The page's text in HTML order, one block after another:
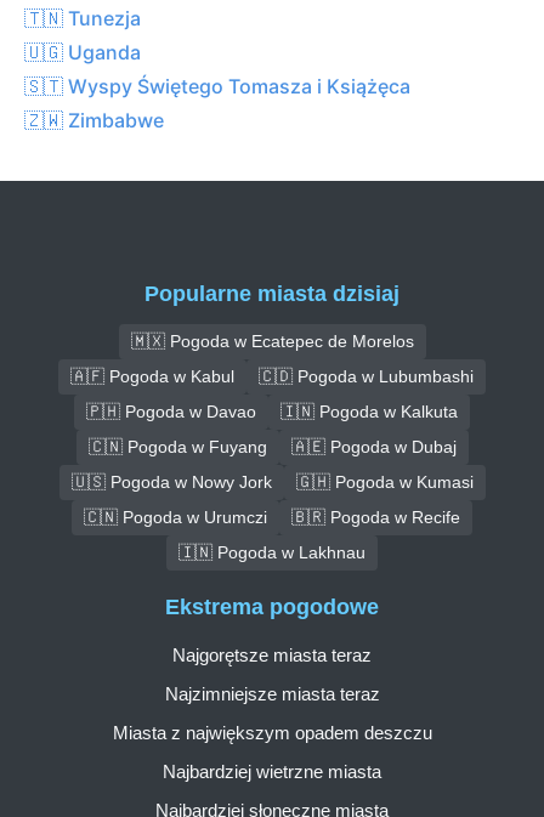
🇹🇳 Tunezja
🇺🇬 Uganda
🇸🇹 Wyspy Świętego Tomasza i Książęca
🇿🇼 Zimbabwe
Popularne miasta dzisiaj
🇲🇽 Pogoda w Ecatepec de Morelos
🇦🇫 Pogoda w Kabul
🇨🇩 Pogoda w Lubumbashi
🇵🇭 Pogoda w Davao
🇮🇳 Pogoda w Kalkuta
🇨🇳 Pogoda w Fuyang
🇦🇪 Pogoda w Dubaj
🇺🇸 Pogoda w Nowy Jork
🇬🇭 Pogoda w Kumasi
🇨🇳 Pogoda w Urumczi
🇧🇷 Pogoda w Recife
🇮🇳 Pogoda w Lakhnau
Ekstrema pogodowe
Najgorętsze miasta teraz
Najzimniejsze miasta teraz
Miasta z największym opadem deszczu
Najbardziej wietrzne miasta
Najbardziej słoneczne miasta